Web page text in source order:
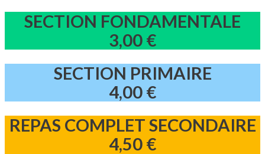
SECTION FONDAMENTALE
3,00 €
SECTION PRIMAIRE
4,00 €
REPAS COMPLET SECONDAIRE
4,50 €